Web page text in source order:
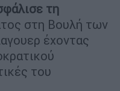
τη
στη Βουλή των
έχοντας
του